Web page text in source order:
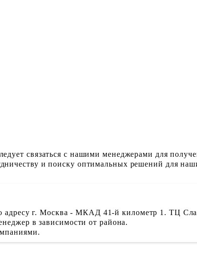
связаться с нашими менеджерами для
и поиску оптимальных решений для
адресу г. Москва - МКАД 41-й километр 1. ТЦ
в зависимости от района.